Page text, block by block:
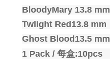
BloodyMary 13.8 mm
Twlight Red13.8 mm
Ghost Blood13.5 mm
1 Pack / 每盒:10pcs